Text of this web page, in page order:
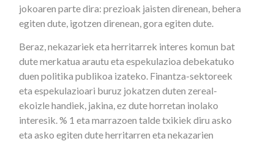
jokoaren parte dira: prezioak jaisten direnean, behera
egiten dute, igotzen direnean, gora egiten dute.
Beraz, nekazariek eta herritarrek interes komun bat
dute merkatua arautu eta espekulazioa debekatuko
duen politika publikoa izateko. Finantza-sektoreek
eta espekulazioari buruz jokatzen duten zereal-
ekoizle handiek, jakina, ez dute horretan inolako
interesik. % 1 eta marrazoen talde txikiek diru asko
eta asko egiten dute herritarren eta nekazarien